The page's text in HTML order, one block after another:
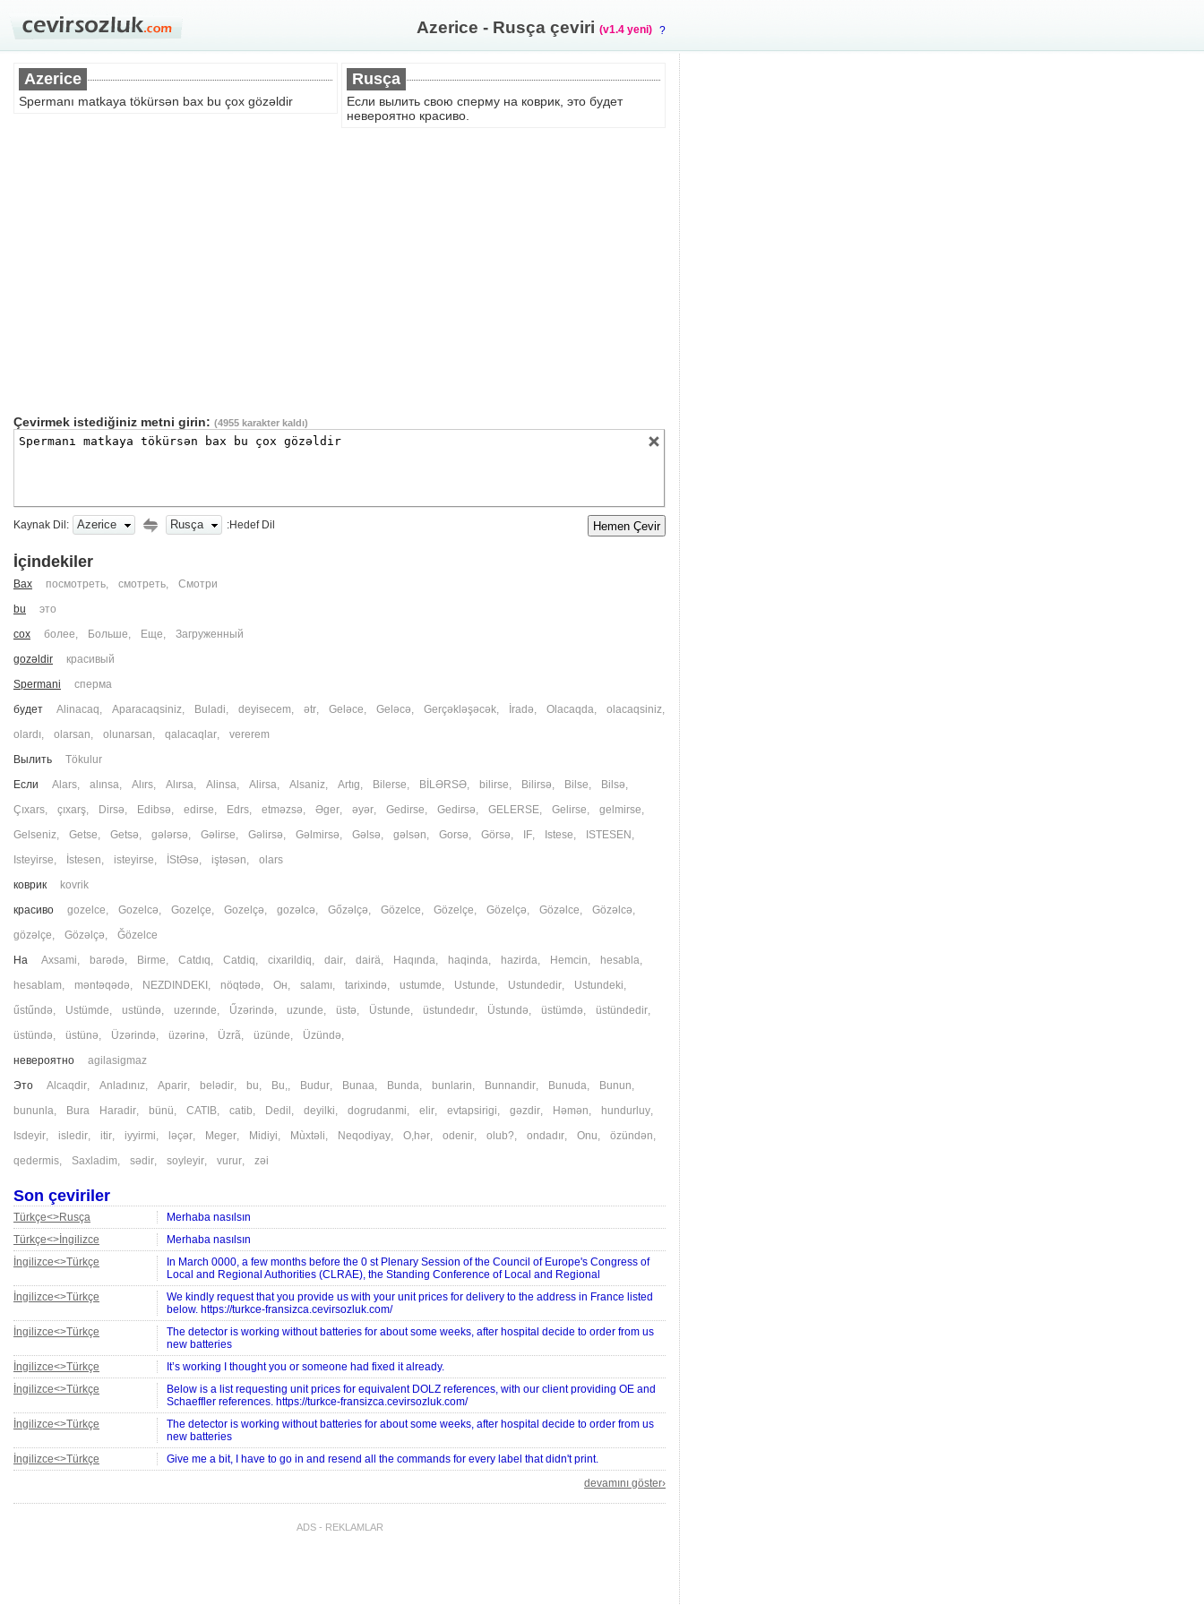
Azerice - Rusça çeviri (v1.4 yeni) ?
Azerice
Spermanı matkaya tökürsən bax bu çox gözəldir
Rusça
Если вылить свою сперму на коврик, это будет
невероятно красиво.
Çevirmek istediğiniz metni girin: (4955 karakter kaldı)
Kaynak Dil: Azerice Rusça :Hedef Dil
İçindekiler
Bax посмотреть, смотреть, Смотри
bu
это
cox
более, Больше, Еще, Загруженный
gozəldir
красивый
Spermani
сперма
будет
Alinacaq, Aparacaqsiniz, Buladi, deyisecem, ətr, Geləce, Geləcə, Gerçəkləşəcək, İradə, Olacaqda, olacaqsiniz,
olardı, olarsan, olunarsan, qalacaqlar, vererem
Вылить
Tökulur
Если
Alars, alınsa, Alırs, Alırsa, Alinsa, Alirsa, Alsaniz, Artıg, Bilerse, BİLƏRSƏ, bilirse, Bilirsə, Bilse, Bilsə,
Çıxars, çıxarş, Dirsə, Edibsə, edirse, Edrs, etməzsə, Əger, əyər, Gedirse, Gedirsə, GELERSE, Gelirse, gelmirse,
Gelseniz, Getse, Getsə, gələrsə, Gəlirse, Gəlirsə, Gəlmirsə, Gəlsə, gəlsən, Gorsə, Görsə, IF, Istese, ISTESEN ,
Isteyirse, İstesen, isteyirse, İStƏsə, iştəsən, olars
коврик
kovrik
красиво
gozelce, Gozelcə, Gozelçe, Gozelçə, gozəlcə, Gőzəlçə, Gözelce, Gözelçe, Gözelçə, Gözəlce, Gözəlcə,
gözəlçe, Gözəlçə, Ğözelce
На
Axsami, barədə, Birme, Catdıq, Catdiq, cixarildiq, dair, dairä, Haqında, haqinda, hazirda, Hemcin, hesabla,
hesablam, məntəqədə, NEZDINDEKI , nöqtədə, Oн, salamı, tarixində, ustumde, Ustunde, Ustundedir, Ustundeki,
űstűndə, Ustümde, ustündə, uzerınde, Űzərində, uzunde, üstə, Üstunde, üstundedır, Üstundə, üstümdə, üstündedir,
üstündə, üstünə, Üzərində, üzərinə, Üzrã, üzünde, Üzündə,
невероятно
agilasigmaz
Это
Alcaqdir, Anladınız, Aparir, belədir, bu, Bu,, Budur, Bunaa, Bunda, bunlarin, Bunnandir, Bunuda, Bunun,
bununla, Bura Haradir, bünü, CATIB, catib, Dedil , deyilki, dogrudanmi, elir, evtapsirigi, gəzdir, Həmən, hundurluy,
Isdeyir, isledir, itir, iyyirmi, ləçər, Meger, Midiyi, Mùxtəli, Neqodiyay, O,hər, odenir, olub?, ondadır, Onu, özündən,
qedermis, Saxladim, sədir, soyleyir, vurur, zəi
Son çeviriler
Türkçe<>Rusça
Merhaba nasılsın
Türkçe<>İngilizce
Merhaba nasılsın
İngilizce<>Türkçe
In March 0000, a few months before the 0 st Plenary Session of the Council of Europe's Congress of
Local and Regional Authorities (CLRAE), the Standing Conference of Local and Regional
İngilizce<>Türkçe
We kindly request that you provide us with your unit prices for delivery to the address in France listed
below. https://turkce-fransizca.cevirsozluk.com/
İngilizce<>Türkçe
The detector is working without batteries for about some weeks, after hospital decide to order from us
new batteries
İngilizce<>Türkçe
It’s working I thought you or someone had fixed it already.
İngilizce<>Türkçe
Below is a list requesting unit prices for equivalent DOLZ references, with our client providing OE and
Schaeffler references. https://turkce-fransizca.cevirsozluk.com/
İngilizce<>Türkçe
The detector is working without batteries for about some weeks, after hospital decide to order from us
new batteries
İngilizce<>Türkçe
Give me a bit, I have to go in and resend all the commands for every label that didn't print.
İngilizce<>Türkçe
Scope of the licence For AC motor capacitors the relevant Indian standard is IS 0000, and as a
devamını göster›
ADS - REKLAMLAR